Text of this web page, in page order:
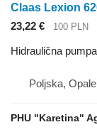
23,22 € 100 PLN
Hidraulična pumpa
Poljska,
PHU "Karetina"